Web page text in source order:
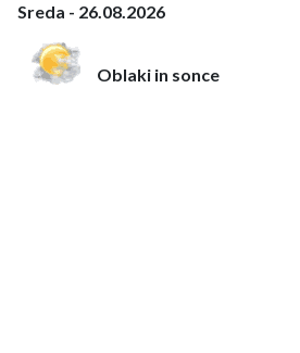
Sreda - 26.08.2026
Oblaki in sonce